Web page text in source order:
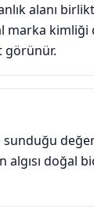
alanı
marka kimliği
görünür.
sunduğu
algısı doğal